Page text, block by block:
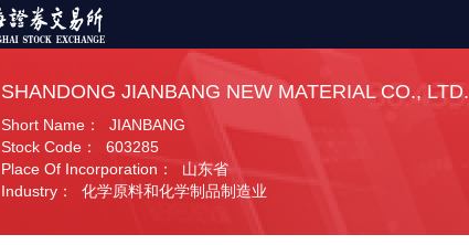
SHANDONG JIANBANG NEW MATERIAL CO., LTD.
Short Name： JIANBANG
Stock Code： 603285
Place Of Incorporation： 山东省
Industry： 化学原料和化学制品制造业